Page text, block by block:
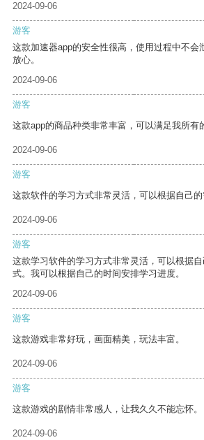
2024-09-06
游客
这款加速器app的安全性很高，使用过程中不会
放心。
2024-09-06
游客
这款app的商品种类非常丰富，可以满足我所有
2024-09-06
游客
这款软件的学习方式非常灵活，可以根据自己的
2024-09-06
游客
这款学习软件的学习方式非常灵活，可以根据
式。我可以根据自己的时间安排学习进度。
2024-09-06
游客
这款游戏非常好玩，画面精美，玩法丰富。
2024-09-06
游客
这款游戏的剧情非常感人，让我久久不能忘怀。
2024-09-06